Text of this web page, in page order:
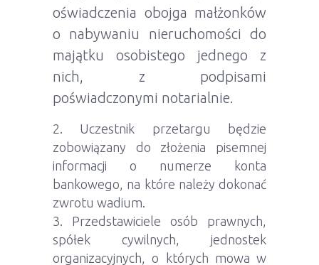
oświadczenia obojga małżonków
o nabywaniu nieruchomości do
majątku osobistego jednego z
nich, z podpisami
poświadczonymi notarialnie.
Uczestnik przetargu będzie
zobowiązany do złożenia pisemnej
informacji o numerze konta
bankowego, na które należy dokonać
zwrotu wadium.
Przedstawiciele osób prawnych,
spółek cywilnych, jednostek
organizacyjnych, o których mowa w